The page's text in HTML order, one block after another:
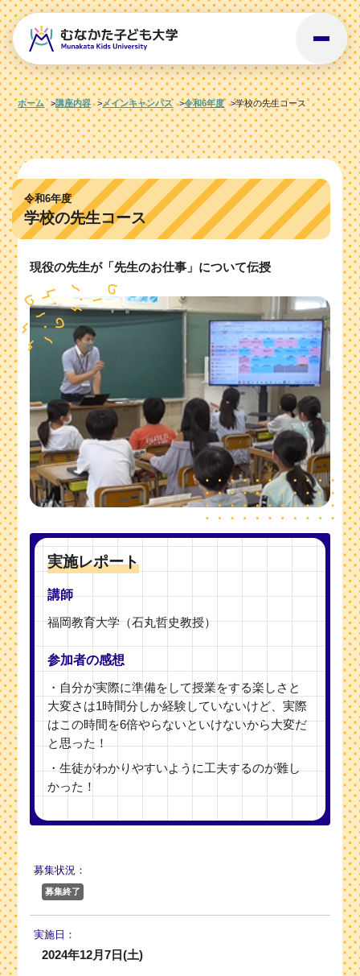
ホーム 講座内容 メインキャンパス 令和6年度 学校の先生コース
令和6年度
学校の先生コース
現役の先生が「先生のお仕事」について伝授
実施レポート
講師
福岡教育大学（石丸哲史教授）
参加者の感想
・自分が実際に準備をして授業をする楽しさと
大変さは1時間分しか経験していないけど、実際
はこの時間を6倍やらないといけないから大変だ
と思った！
・生徒がわかりやすいように工夫するのが難し
かった！
募集状況：
募集終了
実施日：
2024年12月7日(土)